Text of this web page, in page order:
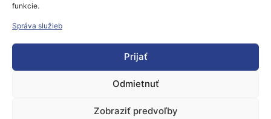
funkcie.
Správa služieb
Prijať
Odmietnuť
Zobraziť predvoľby
Viac informácií:
6 dní osláv programu Erasmus+
Zdroj: https://www.erasmusplus.sk, zverejnené: 29. 9.
2023, autor: rpa